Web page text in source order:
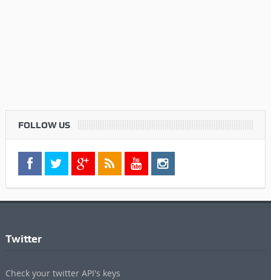
FOLLOW US
Twitter
Check your twitter API's keys